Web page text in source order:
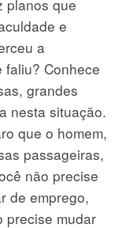
planos que
e
a
faliu? Conhece
grandes
nesta situação.
que o homem,
passageiras,
não precise
de emprego,
precise mudar